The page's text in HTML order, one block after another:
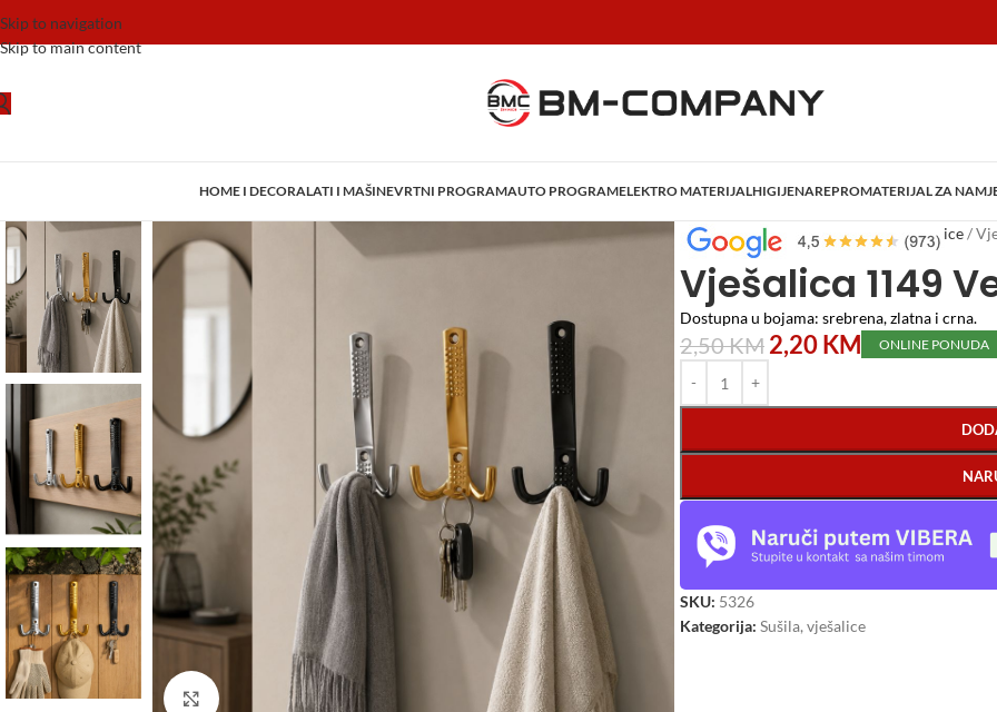
Skip to navigation
Skip to main content
HOME I DECORALATI I MAŠINEVRTNI PROGRAMAUTO PROGRAMELEKTRO MATERIJALHIGIJENAREPROMATERIJAL ZA
Click to enlarge
Početna/Home i Decor/ Sušila, vješalice/
Vješalica 1149
Dostupna u bojama: srebrena, zlatna i crna.
2,50KM 2,20KM ONLINE PONUDA
SKU: 5326
Kategorija: Sušila, vješalice